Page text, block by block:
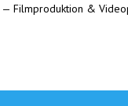
Filmproduktion &